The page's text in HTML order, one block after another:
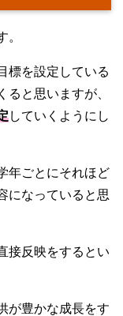
。
標を設定している
と思いますが、
していくようにし
年ごとにそれほど
になっていると思
接反映をするとい
が豊かな成長をす